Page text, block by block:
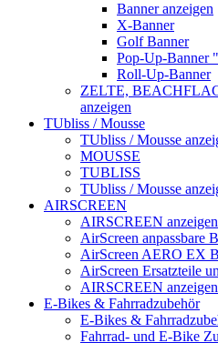
Banner anzeigen
X-Banner
Golf Banner
Pop-Up-Banner
Roll-Up-Banner
ZELTE,
anzeigen
TUbliss / Mousse
TUbliss / Mousse
MOUSSE
TUBLISS
TUbliss / Mousse
AIRSCREEN
AIRSCREEN anzeigen
AirScreen anpassbare
AirScreen AERO EX
AirScreen Ersatzteile
AIRSCREEN anzeigen
E-Bikes & Fahrradzubehör
E-Bikes &
Fahrrad- und E-Bike